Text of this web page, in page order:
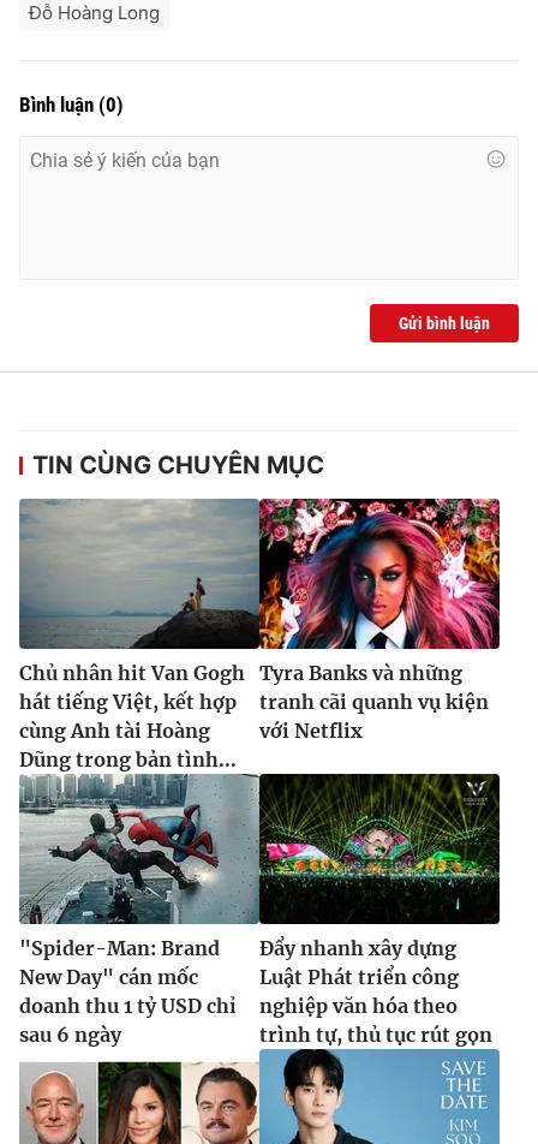
Đỗ Hoàng Long
Bình luận (0)
Gửi bình luận
TIN CÙNG CHUYÊN MỤC
Chủ nhân hit Van Gogh
hát tiếng Việt, kết hợp
cùng Anh tài Hoàng
Dũng trong bản tình...
Tyra Banks và những
tranh cãi quanh vụ kiện
với Netflix
"Spider-Man: Brand
New Day" cán mốc
doanh thu 1 tỷ USD chỉ
sau 6 ngày
Đẩy nhanh xây dựng
Luật Phát triển công
nghiệp văn hóa theo
trình tự, thủ tục rút gọn